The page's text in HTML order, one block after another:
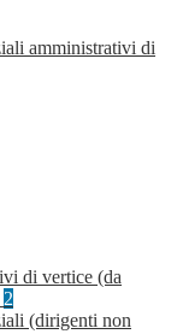
amministrativi di
di vertice (da
2
(dirigenti non